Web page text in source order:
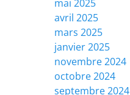
mai 2025
avril 2025
mars 2025
janvier 2025
novembre 2024
octobre 2024
septembre 2024